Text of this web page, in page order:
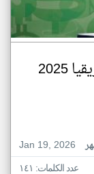
Jan 19, 2026
عدد الكلمات: ١٤١